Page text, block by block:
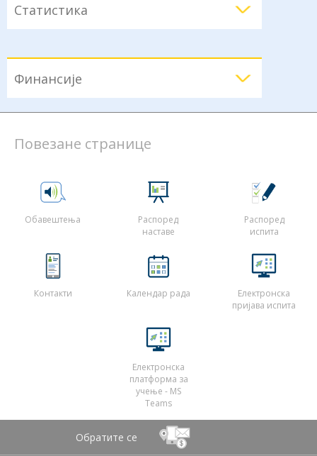
Статистика
Финансије
Повезане странице
Обавештења
Распоред
наставе
Распоред
испита
Контакти Календар рада
Електронска
пријава испита
Електронска
платформа за
учење - MS
Teams
Обратите се